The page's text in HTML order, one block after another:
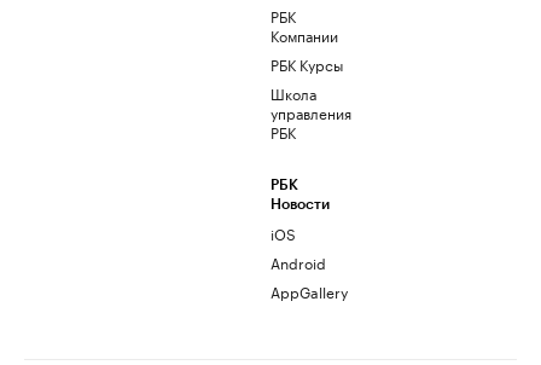
РБК
Компании
РБК Курсы
Школа
управления
РБК
РБК
Новости
iOS
Android
AppGallery